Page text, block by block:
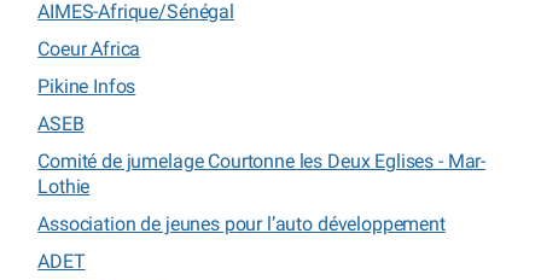
AIMES-Afrique/Sénégal
Coeur Africa
Pikine Infos
ASEB
Comité de jumelage Courtonne les Deux Eglises - Mar-
Lothie
Association de jeunes pour l’auto développement
ADET